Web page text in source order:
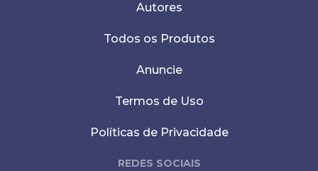
Autores
Todos os Produtos
Anuncie
Termos de Uso
Políticas de Privacidade
REDES SOCIAIS